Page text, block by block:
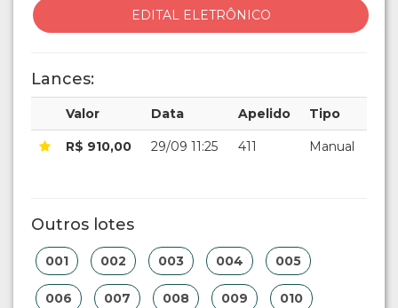
EDITAL ELETRÔNICO
Lances:
Valor Data Apelido Tipo
R$ 910,00 29/09 11:25 411 Manual
Outros lotes
001 002 003 004 005
006 007 008 009 010